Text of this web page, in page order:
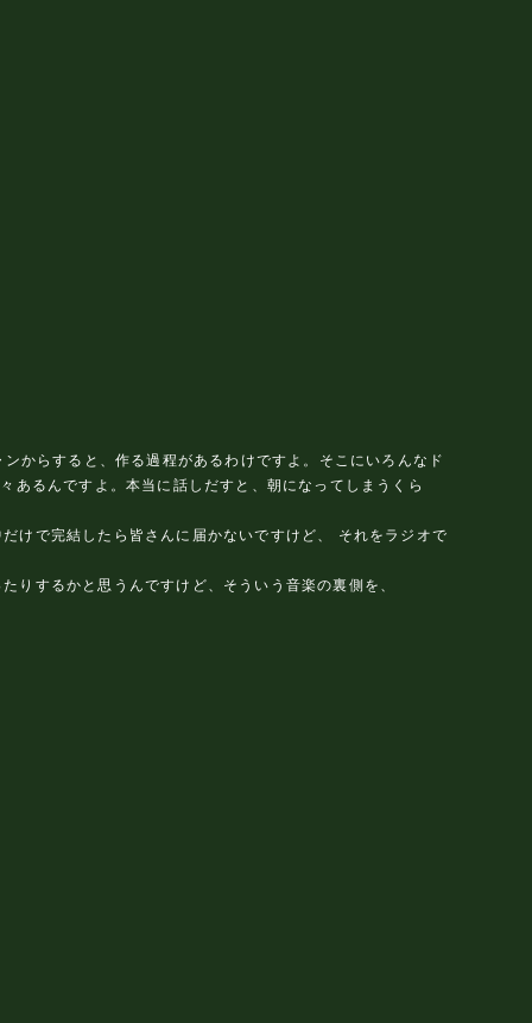
からすると、作る過程があるわけですよ。そこにいろんなド
あるんですよ。本当に話しだすと、朝になってしまうくら
けで完結したら皆さんに届かないですけど、 それをラジオで
りするかと思うんですけど、そういう音楽の裏側を、